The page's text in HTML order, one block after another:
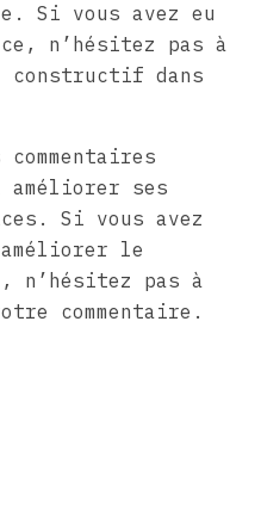
Si vous avez eu
n’hésitez pas à
constructif dans
commentaires
améliorer ses
Si vous avez
le
n’hésitez pas à
commentaire.